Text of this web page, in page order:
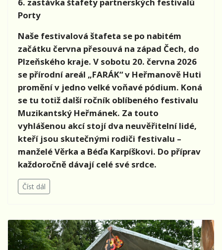
Porty
Naše festivalová štafeta se po nabitém
začátku června přesouvá na západ Čech, do
Plzeňského kraje. V sobotu 20. června 2026
se přírodní areál „FARÁK“ v Heřmanově Huti
promění v jedno velké voňavé pódium. Koná
se tu totiž další ročník oblíbeného festivalu
Muzikantský Heřmánek. Za touto
vyhlášenou akcí stojí dva neuvěřitelní lidé,
kteří jsou skutečnými rodiči festivalu –
manželé Věrka a Béďa Karpíškovi. Do příprav
každoročně dávají celé své srdce.
Číst dál